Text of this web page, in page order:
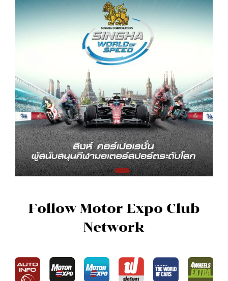
Follow Motor Expo Club
Network